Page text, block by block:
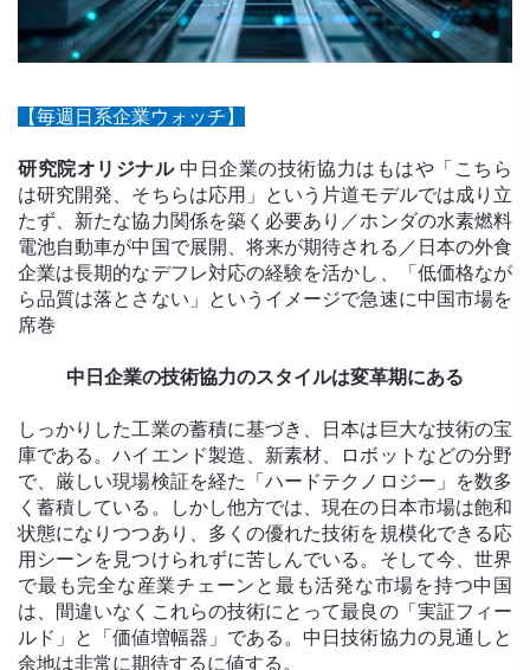
【毎週日系企業ウォッチ】
研究院オリジナル中日企業の技術協力はもはや「こちら
は研究開発、そちらは応用」という片道モデルでは成り立
たず、新たな協力関係を築く必要あり／ホンダの水素燃料
電池自動車が中国で展開、将来が期待される／日本の外食
企業は長期的なデフレ対応の経験を活かし、「低価格なが
ら品質は落とさない」というイメージで急速に中国市場を
席巻
中日企業の技術協力のスタイルは変革期にある
しっかりした工業の蓄積に基づき、日本は巨大な技術の宝
庫である。ハイエンド製造、新素材、ロボットなどの分野
で、厳しい現場検証を経た「ハードテクノロジー」を数多
く蓄積している。しかし他方では、現在の日本市場は飽和
状態になりつつあり、多くの優れた技術を規模化できる応
用シーンを見つけられずに苦しんでいる。そして今、世界
で最も完全な産業チェーンと最も活発な市場を持つ中国
は、間違いなくこれらの技術にとって最良の「実証フィー
ルド」と「価値増幅器」である。中日技術協力の見通しと
余地は非常に期待するに値する。